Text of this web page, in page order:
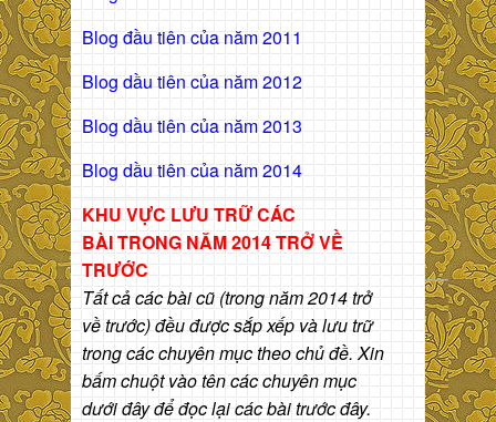
Blog đầu tiên của năm 2011
Blog dầu tiên của năm 2012
Blog dầu tiên của năm 2013
Blog dầu tiên của năm 2014
KHU VỰC LƯU TRỮ CÁC
BÀITRONG NĂM 2014 TRỞ VỀ
TRƯỚC
Tất cả các bài cũ (trong năm 2014 trở
về trước) đều được sắp xếp và lưu trữ
trong các chuyên mục theo chủ đề. Xin
bấm chuột vào tên các chuyên mục
dưới đây để đọc lại các bài trước đây.